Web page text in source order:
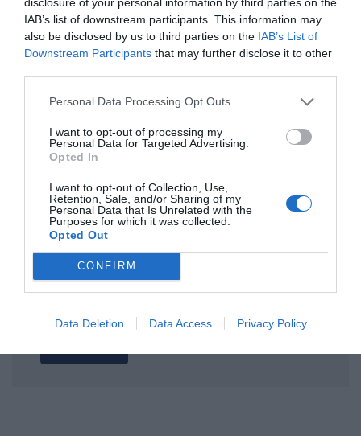
IAB’s list of downstream participants. This information may
also be disclosed by us to third parties on the IAB’s List of
Downstream Participants that may further disclose it to other
Personal Data Processing Opt Outs
I want to opt-out of processing my
Personal Data for Targeted Advertising.
Opted In
I want to opt-out of Collection, Use,
Retention, Sale, and/or Sharing of my
Personal Data that Is Unrelated with the
Purposes for which it was collected.
Opted Out
CONFIRM
Data Deletion Data Access Privacy Policy
ΤΙΤΛΟΣ